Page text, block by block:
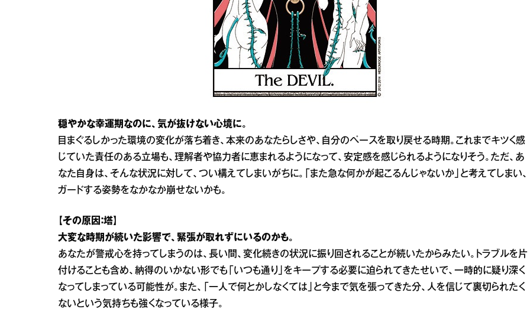
穏やかな幸運期なのに、気が抜けない心境に。
目まぐるしかった環境の変化が落ち着き、本来のあなたらしさや、自分のペースを取り戻せる時期。これまでキツく感
じていた責任のある立場も、理解者や協力者に恵まれるようになって、安定感を感じられるようになりそう。ただ、あ
なた自身は、そんな状況に対して、つい構えてしまいがちに。「また急な何かが起こるんじゃないか」と考えてしまい、
ガードする姿勢をなかなか崩せないかも。
【その原因：塔】
大変な時期が続いた影響で、緊張が取れずにいるのかも。
あなたが警戒心を持ってしまうのは、長い間、変化続きの状況に振り回されることが続いたからみたい。トラブルを片
付けることも含め、納得のいかない形でも「いつも通り」をキープする必要に迫られてきたせいで、一時的に疑り深く
なってしまっている可能性が。また、「一人で何とかしなくては」と今まで気を張ってきた分、人を信じて裏切られたく
ないという気持ちも強くなっている様子。